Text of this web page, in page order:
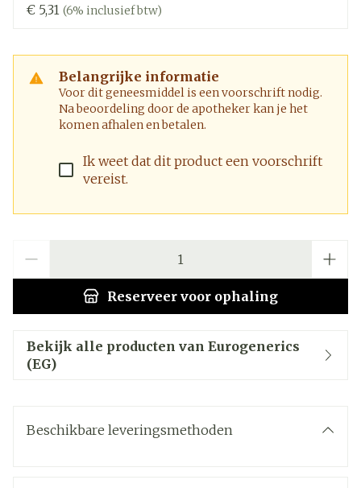
€ 5,31 (6% inclusief btw)
Belangrijke informatie
Voor dit geneesmiddel is een voorschrift nodig.
Na beoordeling door de apotheker kan je het
komen afhalen en betalen.
Ik weet dat dit product een voorschrift
vereist.
Reserveer voor ophaling
Bekijk alle producten van Eurogenerics
(EG)
Beschikbare leveringsmethoden